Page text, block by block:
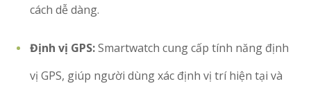
cách dễ dàng.
Định vị GPS:Smartwatch cung cấp tính năng định
vị GPS, giúp người dùng xác định vị trí hiện tại và